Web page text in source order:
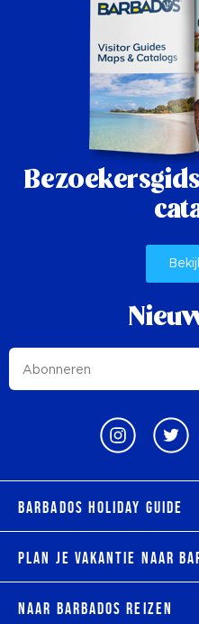
Barbados Holiday Guide
Plan je vakantie naar
Naar Barbados reizen